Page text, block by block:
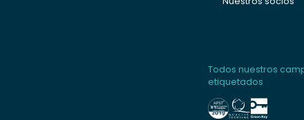
Todos nuestros
etiquetados